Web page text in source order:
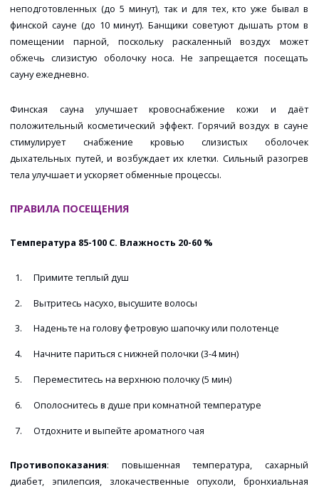
неподготовленных (до 5 минут), так и для тех, кто уже бывал в
финской сауне (до 10 минут). Банщики советуют дышать ртом в
помещении парной, поскольку раскаленный воздух может
обжечь слизистую оболочку носа. Не запрещается посещать
сауну ежедневно.
Финская сауна улучшает кровоснабжение кожи и даёт
положительный косметический эффект. Горячий воздух в сауне
стимулирует снабжение кровью слизистых оболочек
дыхательных путей, и возбуждает их клетки. Сильный разогрев
тела улучшает и ускоряет обменные процессы.
ПРАВИЛА ПОСЕЩЕНИЯ
Температура 85-100 С. Влажность 20-60 %
Примите теплый душ
Вытритесь насухо, высушите волосы
Наденьте на голову фетровую шапочку или полотенце
Начните париться с нижней полочки (3-4 мин)
Переместитесь на верхнюю полочку (5 мин)
Ополоснитесь в душе при комнатной температуре
Отдохните и выпейте ароматного чая
Противопоказания: повышенная температура, сахарный
диабет, эпилепсия, злокачественные опухоли, бронхиальная